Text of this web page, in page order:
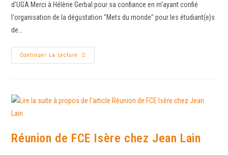
d'UGA Merci à Hélène Gerbal pour sa confiance en m'ayant confié
l'organisation de la dégustation "Mets du monde" pour les étudiant(e)s
de…
Continuer La Lecture
Réunion de FCE Isère chez Jean Lain